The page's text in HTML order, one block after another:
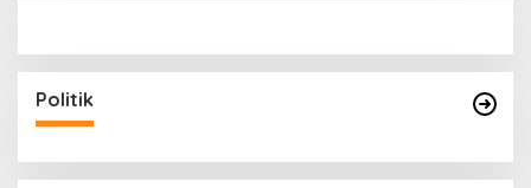
Politik